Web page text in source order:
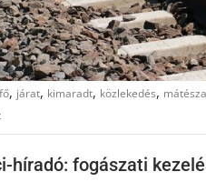
, járat, kimaradt, közlekedés,
híradó: fogászati